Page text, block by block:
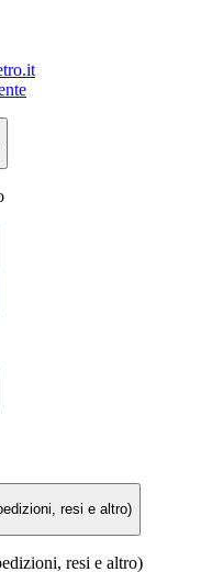
resi e altro)
resi e altro)